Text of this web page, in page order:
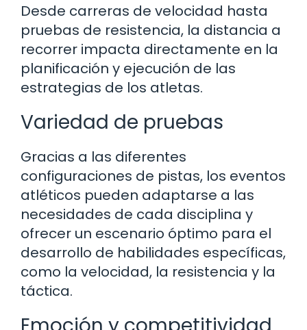
Desde carreras de velocidad hasta
pruebas de resistencia, la distancia a
recorrer impacta directamente en la
planificación y ejecución de las
estrategias de los atletas.
Variedad de pruebas
Gracias a las diferentes
configuraciones de pistas, los eventos
atléticos pueden adaptarse a las
necesidades de cada disciplina y
ofrecer un escenario óptimo para el
desarrollo de habilidades específicas,
como la velocidad, la resistencia y la
táctica.